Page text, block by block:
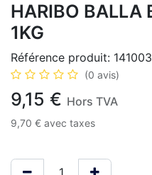
HARIBO BALLA
1KG
Référence produit:
(0 avis)
9,15 € Hors TVA
9,70 € avec taxes